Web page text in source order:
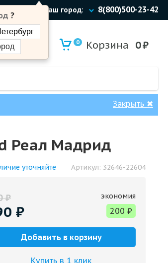
Ваш город:
?
8(800)500-23-42
0 Корзина 0₽
Закрыть ✖
Реал Мадрид
уточняйте Артикул: 32646-22604
₽
₽
экономия
200 ₽
Добавить в корзину
Купить в 1 клик